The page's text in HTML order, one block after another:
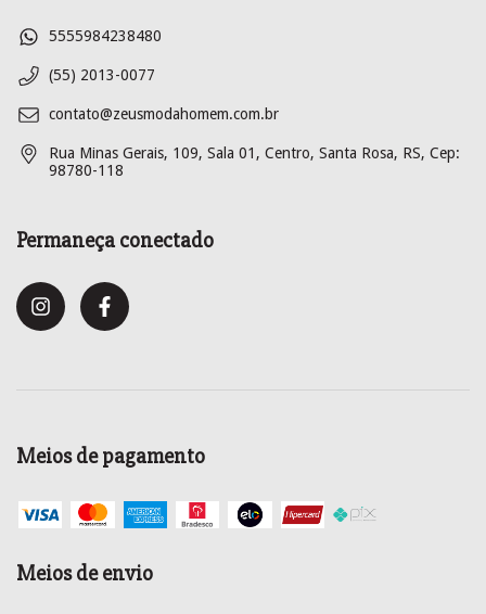
5555984238480
(55) 2013-0077
contato@zeusmodahomem.com.br
Rua Minas Gerais, 109, Sala 01, Centro, Santa Rosa, RS, Cep:
98780-118
Permaneça conectado
Meios de pagamento
Meios de envio